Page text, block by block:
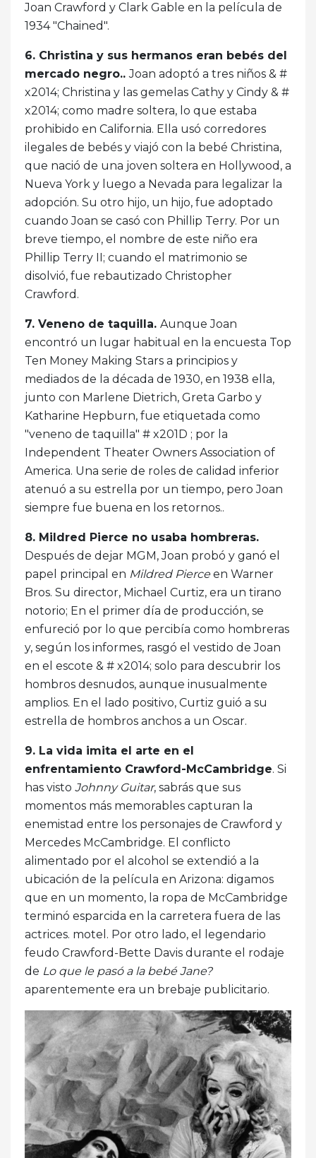
Joan Crawford y Clark Gable en la película de
1934 "Chained".
6. Christina y sus hermanos eran bebés del
mercado negro..Joan adoptó a tres niños & #
x2014; Christina y las gemelas Cathy y Cindy & #
x2014; como madre soltera, lo que estaba
prohibido en California. Ella usó corredores
ilegales de bebés y viajó con la bebé Christina,
que nació de una joven soltera en Hollywood, a
Nueva York y luego a Nevada para legalizar la
adopción. Su otro hijo, un hijo, fue adoptado
cuando Joan se casó con Phillip Terry. Por un
breve tiempo, el nombre de este niño era
Phillip Terry II; cuando el matrimonio se
disolvió, fue rebautizado Christopher
Crawford.
7. Veneno de taquilla. Aunque Joan
encontró un lugar habitual en la encuesta Top
Ten Money Making Stars a principios y
mediados de la década de 1930, en 1938 ella,
junto con Marlene Dietrich, Greta Garbo y
Katharine Hepburn, fue etiquetada como
"veneno de taquilla" # x201D ; por la
Independent Theater Owners Association of
America. Una serie de roles de calidad inferior
atenuó a su estrella por un tiempo, pero Joan
siempre fue buena en los retornos..
8. Mildred Pierce no usaba hombreras.
Después de dejar MGM, Joan probó y ganó el
papel principal en Mildred Pierceen Warner
Bros. Su director, Michael Curtiz, era un tirano
notorio; En el primer día de producción, se
enfureció por lo que percibía como hombreras
y, según los informes, rasgó el vestido de Joan
en el escote & # x2014; solo para descubrir los
hombros desnudos, aunque inusualmente
amplios. En el lado positivo, Curtiz guió a su
estrella de hombros anchos a un Oscar.
9. La vida imita el arte en el
enfrentamiento Crawford-McCambridge. Si
has visto Johnny Guitar, sabrás que sus
momentos más memorables capturan la
enemistad entre los personajes de Crawford y
Mercedes McCambridge. El conflicto
alimentado por el alcohol se extendió a la
ubicación de la película en Arizona: digamos
que en un momento, la ropa de McCambridge
terminó esparcida en la carretera fuera de las
actrices. motel. Por otro lado, el legendario
feudo Crawford-Bette Davis durante el rodaje
de Lo que le pasó a la bebé Jane?
aparentemente era un brebaje publicitario.